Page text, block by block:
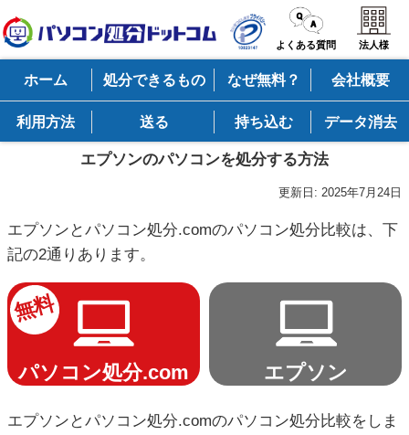
よくある質問 法人様
ホーム 処分できるもの なぜ無料？ 会社概要
利用方法 送る 持ち込む データ消去
エプソンのパソコンを処分する方法
更新日: 2025年7月24日
エプソンとパソコン処分.comのパソコン処分比較は、下
記の2通りあります。
無料
パソコン処分.com エプソン
エプソンとパソコン処分.comのパソコン処分比較をしま